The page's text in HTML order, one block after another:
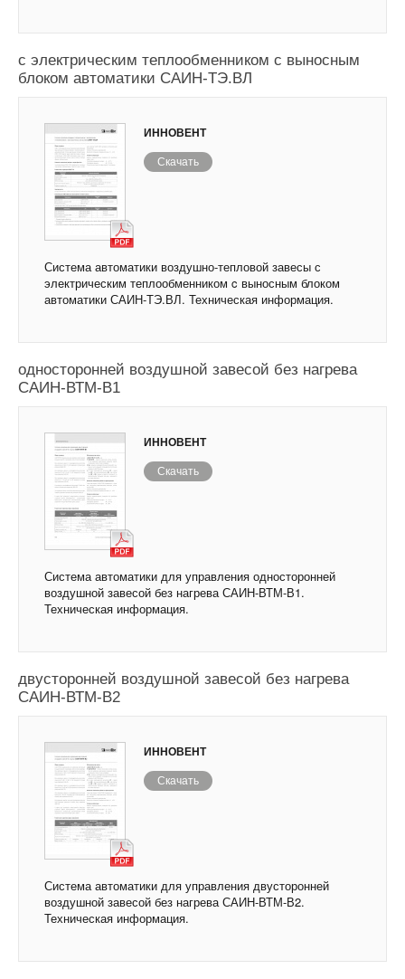
с электрическим теплообменником c выносным
блоком автоматики САИН-ТЭ.ВЛ
ИННОВЕНТ
Скачать
Система автоматики воздушно-тепловой завесы с
электрическим теплообменником c выносным блоком
автоматики САИН-ТЭ.ВЛ. Техническая информация.
односторонней воздушной завесой без нагрева
САИН-ВТМ-В1
ИННОВЕНТ
Скачать
Система автоматики для управления односторонней
воздушной завесой без нагрева САИН-ВТМ-В1.
Техническая информация.
двусторонней воздушной завесой без нагрева
САИН-ВТМ-В2
ИННОВЕНТ
Скачать
Система автоматики для управления двусторонней
воздушной завесой без нагрева САИН-ВТМ-В2.
Техническая информация.